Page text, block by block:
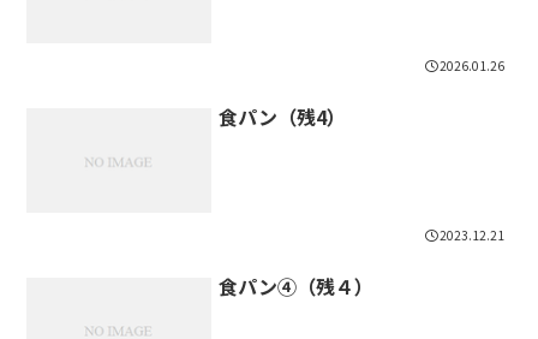
2026.01.26
食パン（残4）
2023.12.21
食パン④（残４）